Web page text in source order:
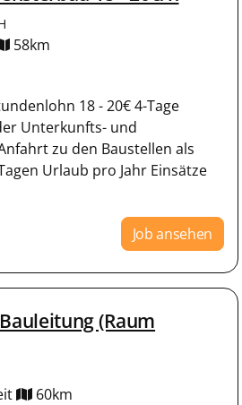
58km
18 - 20€ 4-Tage
Unterkunfts- und
zu den Baustellen als
Urlaub pro Jahr Einsätze
Job ansehen
(Raum
60km